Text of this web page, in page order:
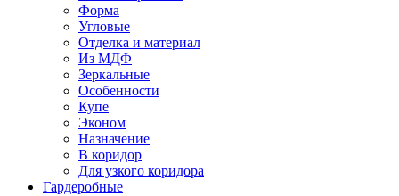
Форма
Угловые
Отделка и материал
Из МДФ
Зеркальные
Особенности
Купе
Эконом
Назначение
В коридор
Для узкого коридора
Гардеробные